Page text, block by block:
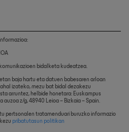
bidalketa kudeatzea.
baja hartu eta datuen babesaren arloan
izateko, mezu bat bidal dezakezu
arruntez, helbide honetara: Euskampus
auzoa z/g, 48940 Leioa – Bizkaia – Spain.
pertsonalen tratamenduari buruzko informazio
pribatutasun politikan